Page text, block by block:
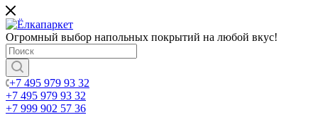
Огромный выбор напольных покрытий на любой вкус!
+7 495 979 93 32
+7 495 979 93 32
+7 999 902 57 36